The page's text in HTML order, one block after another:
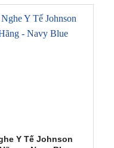
Y Tế Johnson